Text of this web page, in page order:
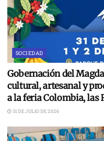
SOCIEDAD
Gobernación del
cultural, artesanal y
a la feria Colombia, las
31 DE JULIO DE 2026